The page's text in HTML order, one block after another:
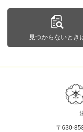
見つからないとき
〒630-